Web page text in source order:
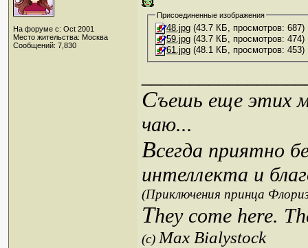
На форуме с: Oct 2001
Место жительства: Москва
Сообщений: 7,830
Присоединенные изображения
48.jpg (43.7 КБ, просмотров: 687)
59.jpg (43.7 КБ, просмотров: 474)
61.jpg (48.1 КБ, просмотров: 453)
Съешь еще этих
чаю...
Всегда приятно
интеллекта и
(Приключения принца
They come here.
(c)Max Bialystock